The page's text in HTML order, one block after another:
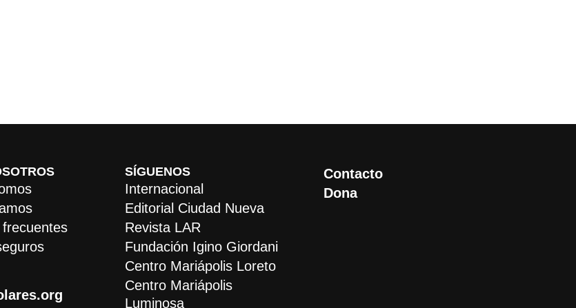
SÍGUENOS
Internacional
Editorial Ciudad Nueva
Revista LAR
Fundación Igino Giordani
Centro Mariápolis Loreto
Centro Mariápolis
Luminosa
Contacto
Dona